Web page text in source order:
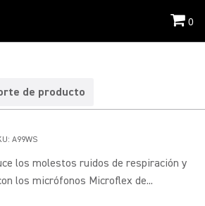
0
de producto
A99WS
los molestos ruidos de respiración y
los micrófonos Microflex de...